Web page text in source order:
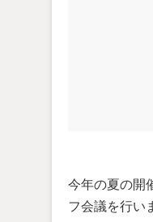
今年の夏の開
フ会議を行い